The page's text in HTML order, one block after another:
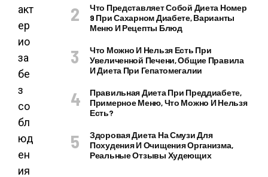
акт
ер
ио
за
бе
з
со
бл
юд
ен
ия
Что Представляет Собой Диета Номер
9 При Сахарном Диабете, Варианты
Меню И Рецепты Блюд
Что Можно И Нельзя Есть При
Увеличенной Печени, Общие Правила
И Диета При Гепатомегалии
Правильная Диета При Преддиабете,
Примерное Меню, Что Можно И Нельзя
Есть?
Здоровая Диета На Смузи Для
Похудения И Очищения Организма,
Реальные Отзывы Худеющих